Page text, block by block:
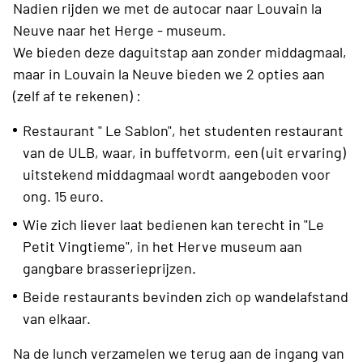
Nadien rijden we met de autocar naar Louvain la
Neuve naar het Herge - museum.
We bieden deze daguitstap aan zonder middagmaal,
maar in Louvain la Neuve bieden we 2 opties aan
(zelf af te rekenen) :
Restaurant " Le Sablon", het studenten restaurant
van de ULB, waar, in buffetvorm, een (uit ervaring)
uitstekend middagmaal wordt aangeboden voor
ong. 15 euro.
Wie zich liever laat bedienen kan terecht in "Le
Petit Vingtieme", in het Herve museum aan
gangbare brasserieprijzen.
Beide restaurants bevinden zich op wandelafstand
van elkaar.
Na de lunch verzamelen we terug aan de ingang van